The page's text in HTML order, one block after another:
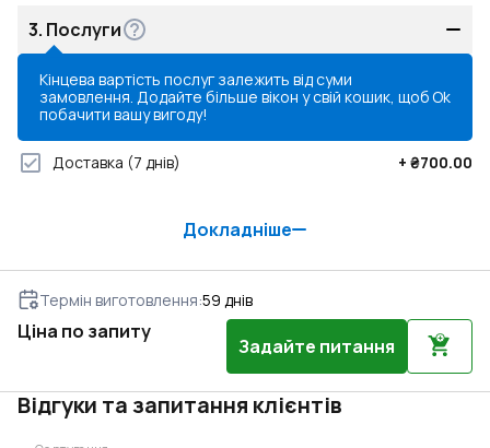
3. Послуги
Кінцева вартість послуг залежить від суми
замовлення. Додайте більше вікон у свій кошик, щоб
побачити вашу вигоду!
Ok
Доставка (7 днів) + ₴700.00
Докладніше
Термін виготовлення:59 днів
Ціна по запиту
Задайте питання
Відгуки та запитання клієнтів